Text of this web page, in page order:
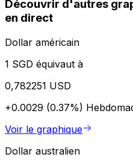
Découvrir d'autres
en direct
Dollar américain
1 SGD équivaut à
0,782251 USD
+0.0029 (0.37%)
Voir le graphique
Dollar australien